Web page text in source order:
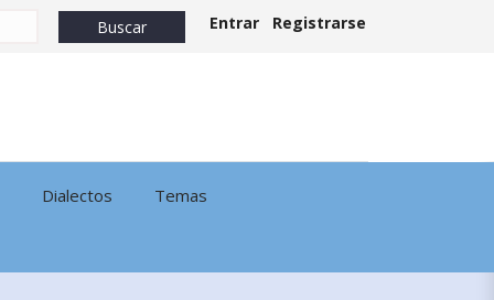
Entrar Registrarse
Dialectos Temas